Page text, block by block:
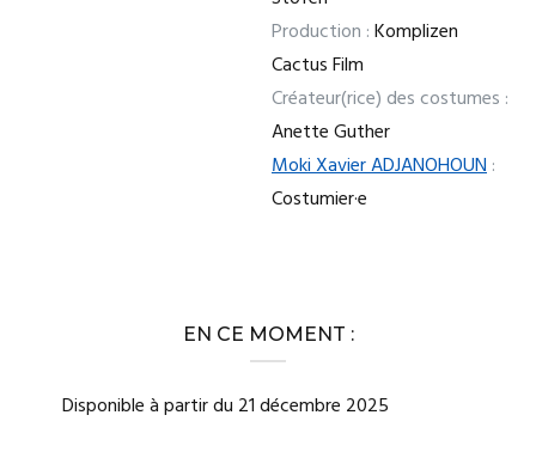
Production :Komplizen
Cactus Film
Créateur(rice) des costumes :
Anette Guther
Moki Xavier ADJANOHOUN:
Costumier·e
EN CE MOMENT :
Disponible à partir du 21 décembre 2025